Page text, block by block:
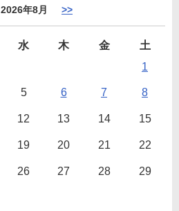
2026年8月 >>
水 木 金
土
1
5 6 7 8
12 13 14 15
19 20 21 22
26 27 28 29